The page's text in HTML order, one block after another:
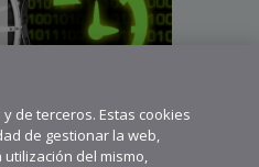
de terceros. Estas cookies
de gestionar la web,
del mismo,